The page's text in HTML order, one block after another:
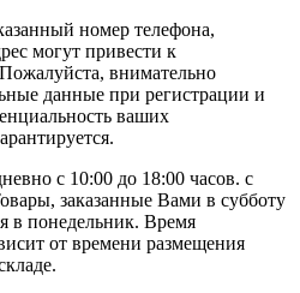
номер телефона,
могут привести к
внимательно
данные при регистрации и
ваших
с 10:00 до 18:00 часов. с
заказанные Вами в субботу
в понедельник. Время
от времени размещения